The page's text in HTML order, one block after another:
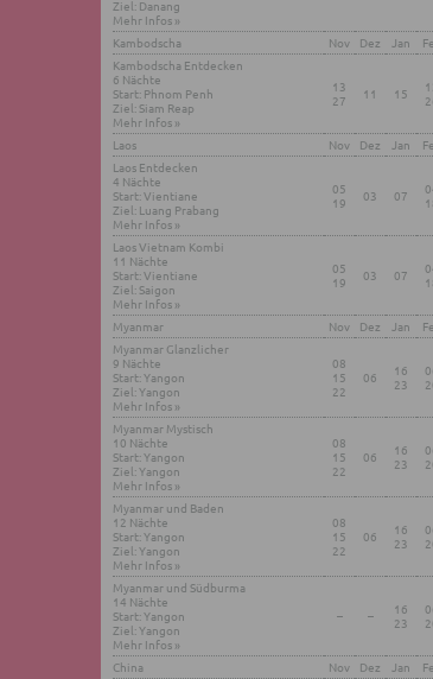
Ziel: Danang
Mehr Infos »
Kam­bo­dscha Nov Dez Jan
Kam­bo­dscha Ent­de­cken
6 Näch­te
Start: Phnom Penh
Ziel: Siam Reap
Mehr Infos »
13
27
11 15
Laos Nov Dez Jan
Laos Ent­de­cken
4 Näch­te
Start: Vi­en­tia­ne
Ziel: Luang Pra­bang
Mehr Infos »
05
19
03 07
Laos Viet­nam Kombi
11 Näch­te
Start: Vi­en­tia­ne
Ziel: Sai­gon
Mehr Infos »
05
19
03 07
Myan­mar Nov Dez Jan
Myan­mar Glanz­li­cher
9 Näch­te
Start: Yangon
Ziel: Yangon
Mehr Infos »
08
15
22
06
16
23
Myan­mar Mys­tisch
10 Näch­te
Start: Yangon
Ziel: Yangon
Mehr Infos »
08
15
22
06
16
23
Myan­mar und Baden
12 Näch­te
Start: Yangon
Ziel: Yangon
Mehr Infos »
08
15
22
06
16
23
Myan­mar und Süd­bur­ma
14 Näch­te
Start: Yangon
Ziel: Yangon
Mehr Infos »
– –
16
23
China Nov Dez Jan